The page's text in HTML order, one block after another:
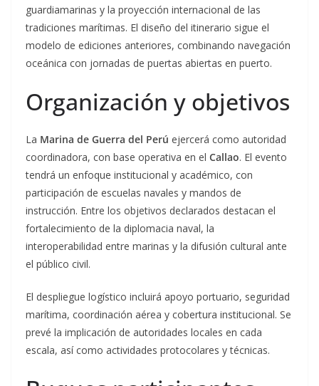
guardiamarinas y la proyección internacional de las
tradiciones marítimas. El diseño del itinerario sigue el
modelo de ediciones anteriores, combinando navegación
oceánica con jornadas de puertas abiertas en puerto.
Organización y objetivos
La Marina de Guerra del Perú ejercerá como autoridad
coordinadora, con base operativa en el Callao. El evento
tendrá un enfoque institucional y académico, con
participación de escuelas navales y mandos de
instrucción. Entre los objetivos declarados destacan el
fortalecimiento de la diplomacia naval, la
interoperabilidad entre marinas y la difusión cultural ante
el público civil.
El despliegue logístico incluirá apoyo portuario, seguridad
marítima, coordinación aérea y cobertura institucional. Se
prevé la implicación de autoridades locales en cada
escala, así como actividades protocolares y técnicas.